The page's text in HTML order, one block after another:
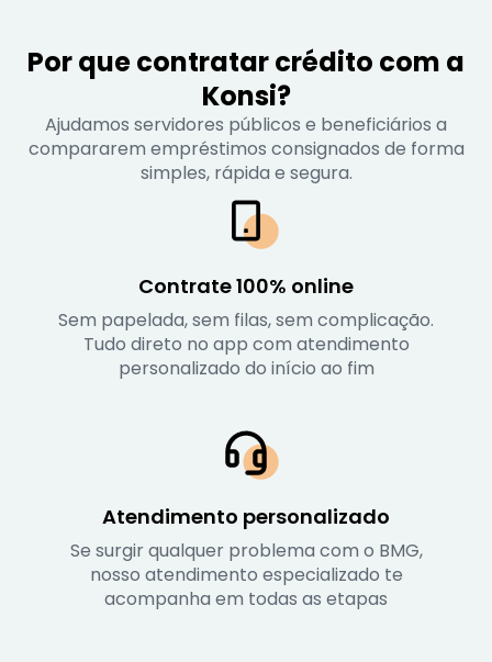
Por que contratar crédito com a
Konsi?
Ajudamos servidores públicos e beneficiários a
compararem empréstimos consignados de forma
simples, rápida e segura.
Contrate 100% online
Sem papelada, sem filas, sem complicação.
Tudo direto no app com atendimento
personalizado do início ao fim
Atendimento personalizado
Se surgir qualquer problema com o BMG,
nosso atendimento especializado te
acompanha em todas as etapas